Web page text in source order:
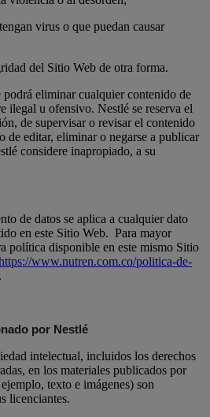
virus o que puedan causar
del Sitio Web de otra forma.
podrá eliminar cualquier contenido de
ilegal u ofensivo. Nestlé se reserva el
de supervisar o revisar el contenido
de editar, eliminar o negarse a publicar
considere inapropiado, a su
de datos se aplica a cualquier dato
en este Sitio Web. Para mayor
política disponible en este mismo Sitio
www.nutren.com.co/politica-de-
.
por Nestlé
intelectual, incluidos los derechos
en los materiales publicados por
texto e imágenes) son
licenciantes.